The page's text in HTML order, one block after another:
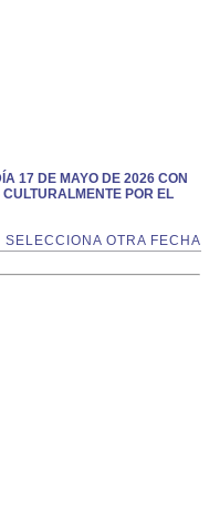
17 DE MAYO DE 2026 CON
POR EL
SELECCIONA OTRA FECHA